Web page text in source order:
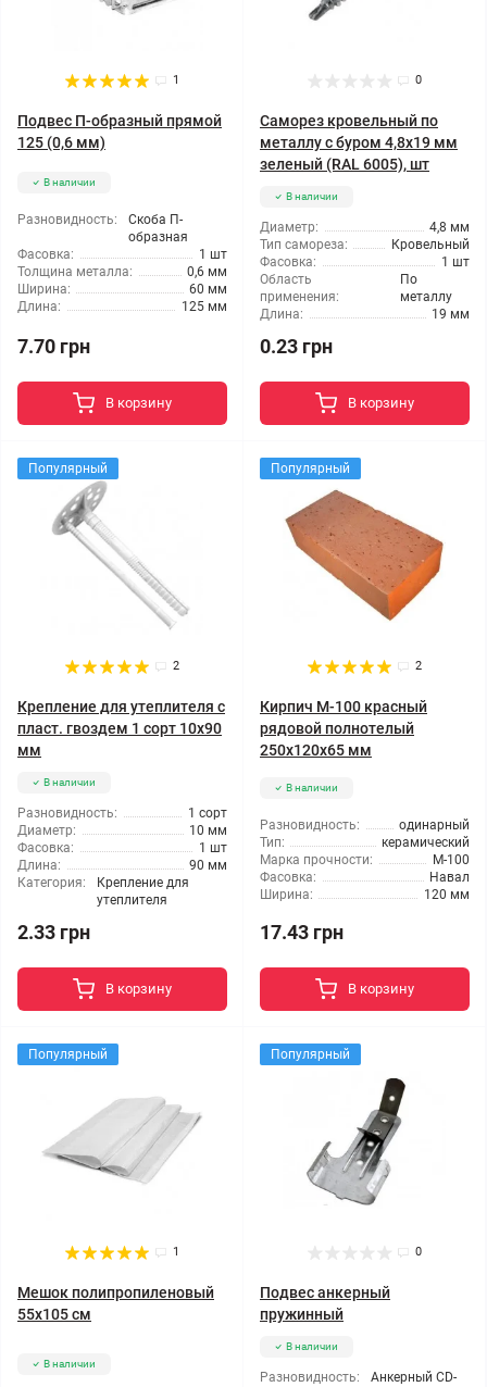
1
Подвес П-образный прямой
125 (0,6 мм)
В наличии
Разновидность:
Скоба П-
образная
Фасовка:
1 шт
Толщина металла:
0,6 мм
Ширина:
60 мм
Длина:
125 мм
7.70 грн
В корзину
0
Саморез кровельный по
металлу с буром 4,8x19 мм
зеленый (RAL 6005), шт
В наличии
Диаметр:
4,8 мм
Тип самореза:
Кровельный
Фасовка:
1 шт
Область
применения:
По
металлу
Длина:
19 мм
0.23 грн
В корзину
Популярный
2
Крепление для утеплителя с
пласт. гвоздем 1 сорт 10x90
мм
В наличии
Разновидность:
1 сорт
Диаметр:
10 мм
Фасовка:
1 шт
Длина:
90 мм
Категория:
Крепление для
утеплителя
2.33 грн
В корзину
Популярный
2
Кирпич М-100 красный
рядовой полнотелый
250х120х65 мм
В наличии
Разновидность:
одинарный
Тип:
керамический
Марка прочности:
М-100
Фасовка:
Навал
Ширина:
120 мм
17.43 грн
В корзину
Популярный
1
Мешок полипропиленовый
55x105 см
В наличии
Популярный
0
Подвес анкерный
пружинный
В наличии
Разновидность: Анкерный CD-